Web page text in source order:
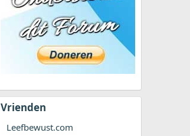
Vrienden
Leefbewust.com